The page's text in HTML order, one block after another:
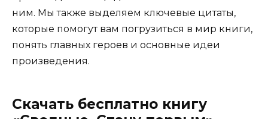
ним. Мы также выделяем ключевые цитаты,
которые помогут вам погрузиться в мир книги,
понять главных героев и основные идеи
произведения.
Скачать бесплатно книгу